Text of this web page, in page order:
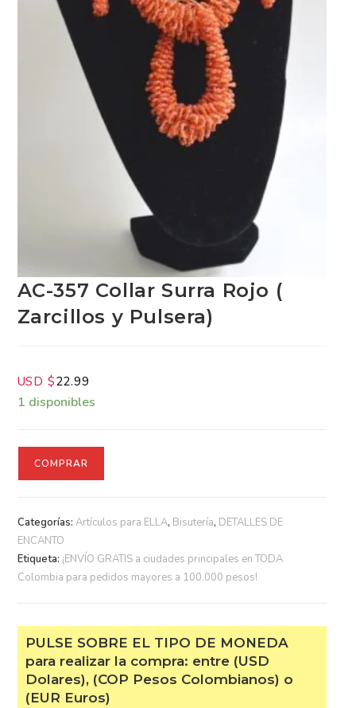
AC-357 Collar Surra Rojo (
Zarcillos y Pulsera)
USD $22.99
1 disponibles
COMPRAR
Categorías: Artículos para ELLA, Bisutería, DETALLES DE
ENCANTO
Etiqueta: ¡ENVÍO GRATIS a ciudades principales en TODA
Colombia para pedidos mayores a 100.000 pesos!
PULSE SOBRE EL TIPO DE MONEDA
para realizar la compra: entre (USD
Dolares), (COP Pesos Colombianos) o
(EUR Euros)